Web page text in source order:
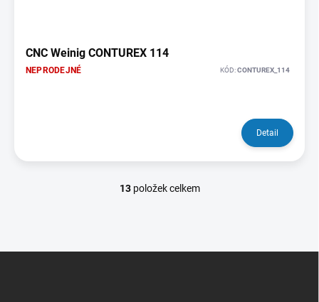
CNC Weinig CONTUREX 114
NEPRODEJNÉ KÓD:CONTUREX_114
Detail
O
d
13položek celkem